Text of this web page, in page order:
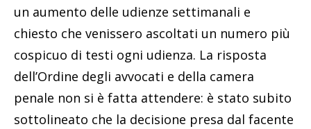
un aumento delle udienze settimanali e
chiesto che venissero ascoltati un numero più
cospicuo di testi ogni udienza. La risposta
dell’Ordine degli avvocati e della camera
penale non si è fatta attendere: è stato subito
sottolineato che la decisione presa dal facente